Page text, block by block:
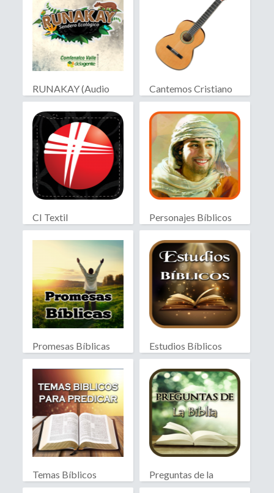
RUNAKAY (Audio
Guía)
Cantemos Cristiano
CI Textil Personajes Bíblicos
Promesas Bíblicas Estudios Bíblicos
Temas Bíblicos
Biblia RV
Preguntas de la
Biblia